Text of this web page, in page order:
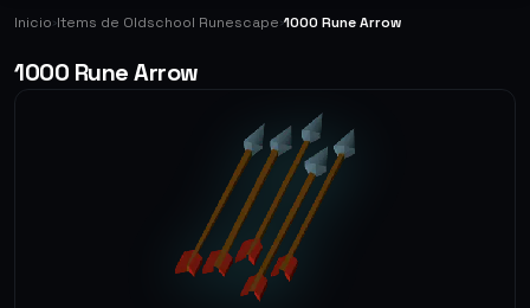
Inicio›Items de Oldschool Runescape›1000 Rune Arrow
1000 Rune Arrow